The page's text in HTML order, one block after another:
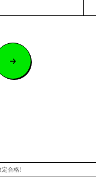
合格！